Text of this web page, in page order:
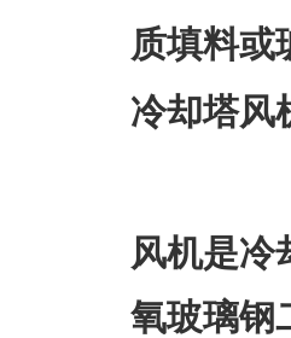
质填料或
冷却塔风
风机是冷
氧玻璃钢